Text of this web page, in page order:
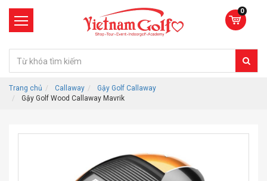
0
Trang chủ Callaway
Gậy Golf Callaway
Gậy Golf Wood Callaway Mavrik